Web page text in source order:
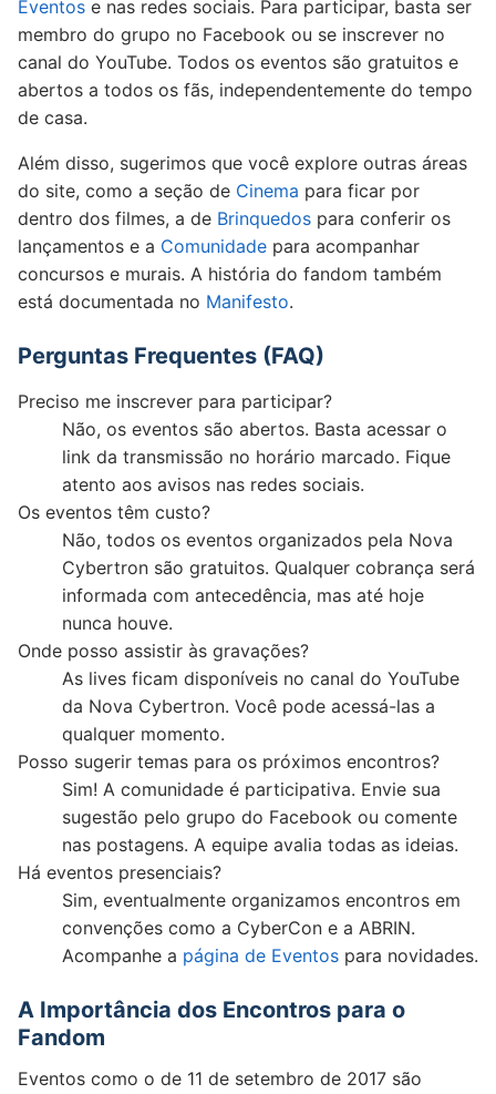
Eventos e nas redes sociais. Para participar, basta ser
membro do grupo no Facebook ou se inscrever no
canal do YouTube. Todos os eventos são gratuitos e
abertos a todos os fãs, independentemente do tempo
de casa.
Além disso, sugerimos que você explore outras áreas
do site, como a seção de Cinema para ficar por
dentro dos filmes, a de Brinquedos para conferir os
lançamentos e a Comunidade para acompanhar
concursos e murais. A história do fandom também
está documentada no Manifesto.
Perguntas Frequentes (FAQ)
Preciso me inscrever para participar?
Não, os eventos são abertos. Basta acessar o
link da transmissão no horário marcado. Fique
atento aos avisos nas redes sociais.
Os eventos têm custo?
Não, todos os eventos organizados pela Nova
Cybertron são gratuitos. Qualquer cobrança será
informada com antecedência, mas até hoje
nunca houve.
Onde posso assistir às gravações?
As lives ficam disponíveis no canal do YouTube
da Nova Cybertron. Você pode acessá-las a
qualquer momento.
Posso sugerir temas para os próximos encontros?
Sim! A comunidade é participativa. Envie sua
sugestão pelo grupo do Facebook ou comente
nas postagens. A equipe avalia todas as ideias.
Há eventos presenciais?
Sim, eventualmente organizamos encontros em
convenções como a CyberCon e a ABRIN.
Acompanhe a página de Eventos para novidades.
A Importância dos Encontros para o
Fandom
Eventos como o de 11 de setembro de 2017 são